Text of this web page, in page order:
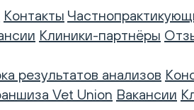
Контакты
Клиники-партнёры
результатов анализов
Vet Union Вакансии